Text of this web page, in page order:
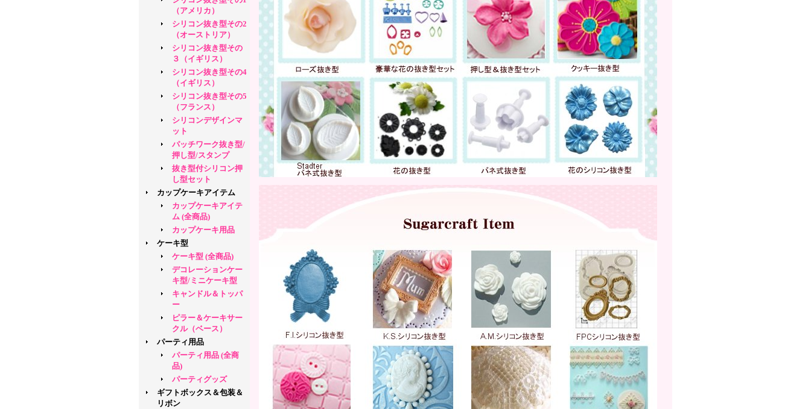
（アメリカ）
シリコン抜き型その2
（オーストリア）
シリコン抜き型その
３（イギリス）
シリコン抜き型その4
（イギリス）
シリコン抜き型その5
（フランス）
シリコンデザインマ
ット
パッチワーク抜き型/
押し型/スタンプ
抜き型付シリコン押
し型セット
カップケーキアイテム
カップケーキアイテ
ム (全商品)
カップケーキ用品
ケーキ型
ケーキ型 (全商品)
デコレーションケー
キ型/ミニケーキ型
キャンドル＆トッパ
ー
ピラー＆ケーキサー
クル（ベース）
パーティ用品
パーティ用品 (全商
品)
パーティグッズ
ギフトボックス＆包装＆
リボン